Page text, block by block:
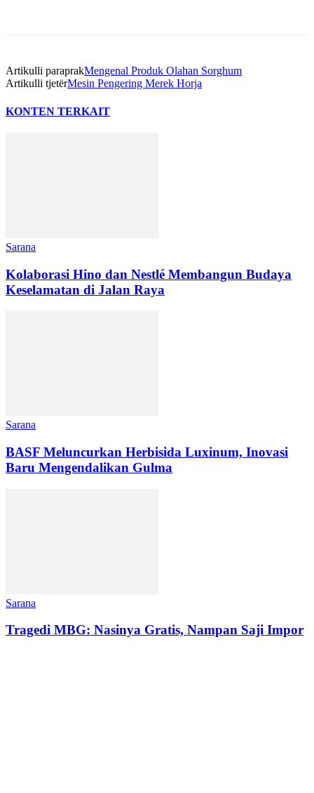
Artikulli paraprakMengenal Produk Olahan Sorghum
Artikulli tjetërMesin Pengering Merek Horja
KONTEN TERKAIT
Sarana
Kolaborasi Hino dan Nestlé Membangun Budaya
Keselamatan di Jalan Raya
Sarana
BASF Meluncurkan Herbisida Luxinum, Inovasi
Baru Mengendalikan Gulma
Sarana
Tragedi MBG: Nasinya Gratis, Nampan Saji Impor